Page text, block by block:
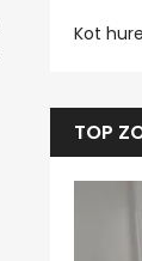
Kot
TOP